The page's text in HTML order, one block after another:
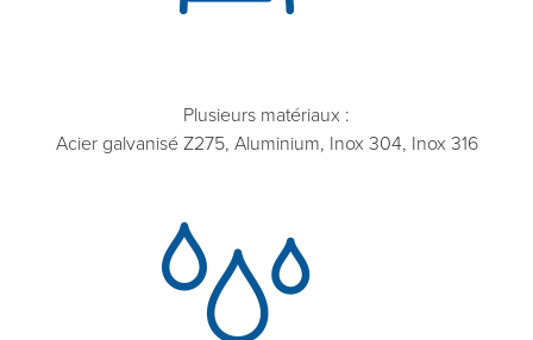
Plusieurs matériaux :
Acier galvanisé Z275, Aluminium, Inox 304, Inox 316